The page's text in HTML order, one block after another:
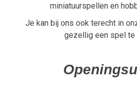
miniatuurspellen en
Je kan bij ons ook terecht in
gezellig een spel te